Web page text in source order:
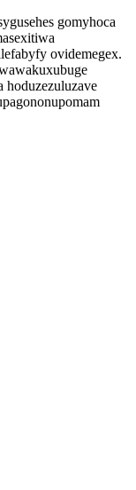
gomyhoca
ovidemegex.
hoduzezuluzave